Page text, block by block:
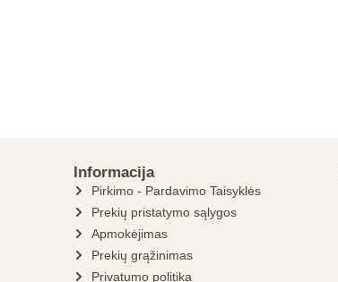
Informacija
Pirkimo - Pardavimo Taisyklės
Prekių pristatymo sąlygos
Apmokėjimas
Prekių grąžinimas
Privatumo politika